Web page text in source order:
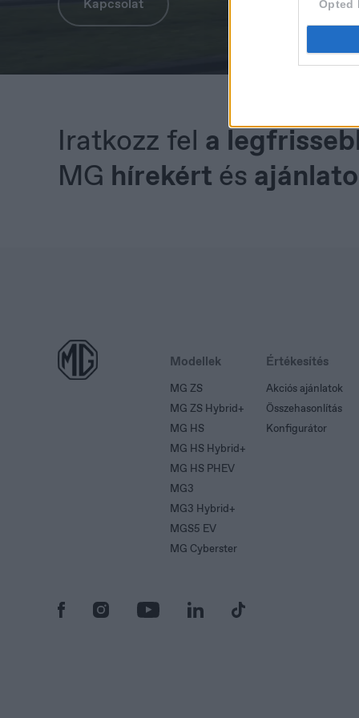
Opted
Luxembourg
Slovenia
Kapcsolat
Iratkozz fel a
MG hírekért és
Modellek
MG ZS
MG ZS Hybrid+
MG HS
MG HS Hybrid+
MG HS PHEV
MG3
MG3 Hybrid+
MGS5 EV
MG Cyberster
Értékesítés
Akciós ajánlatok
Összehasonlítás
Konfigurátor